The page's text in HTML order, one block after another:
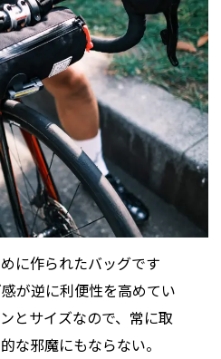
に作られたバッグです
が逆に利便性を高めてい
とサイズなので、常に取
な邪魔にもならない。